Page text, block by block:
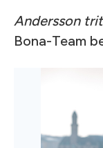
Andersson
Bona-Team